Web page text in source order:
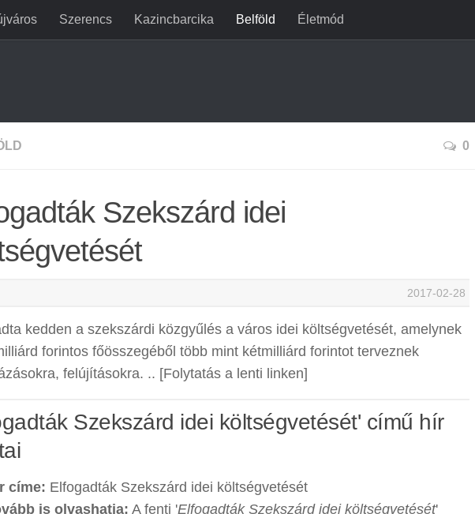
Szerencs Kazincbarcika Belföld Életmód
0
Szekszárd idei
2017-02-28
kedden a szekszárdi közgyűlés a város idei költségvetését, amelynek
forintos főösszegéből több mint kétmilliárd forintot terveznek
felújításokra. .. [Folytatás a lenti linken]
Szekszárd idei költségvetését' című hír
címe: Elfogadták Szekszárd idei költségvetését
is olvashatja: A fenti 'Elfogadták Szekszárd idei költségvetését'